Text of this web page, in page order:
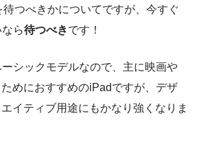
つべきかについてですが、今すぐ
ら待つべきです！
シックモデルなので、主に映画や
めにおすすめのiPadですが、デザ
イティブ用途にもかなり強くなりま